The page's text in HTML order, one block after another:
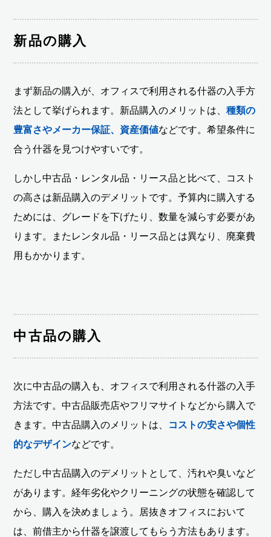
新品の購入
まず新品の購入が、オフィスで利用される什器の入手方
法として挙げられます。新品購入のメリットは、種類の
豊富さやメーカー保証、資産価値などです。希望条件に
合う什器を見つけやすいです。
しかし中古品・レンタル品・リース品と比べて、コスト
の高さは新品購入のデメリットです。予算内に購入する
ためには、グレードを下げたり、数量を減らす必要があ
ります。またレンタル品・リース品とは異なり、廃棄費
用もかかります。
中古品の購入
次に中古品の購入も、オフィスで利用される什器の入手
方法です。中古品販売店やフリマサイトなどから購入で
きます。中古品購入のメリットは、 コストの安さや個性
的なデザインなどです。
ただし中古品購入のデメリットとして、汚れや臭いなど
があります。経年劣化やクリーニングの状態を確認して
から、購入を決めましょう。居抜きオフィスにおいて
は、前借主から什器を譲渡してもらう方法もあります。